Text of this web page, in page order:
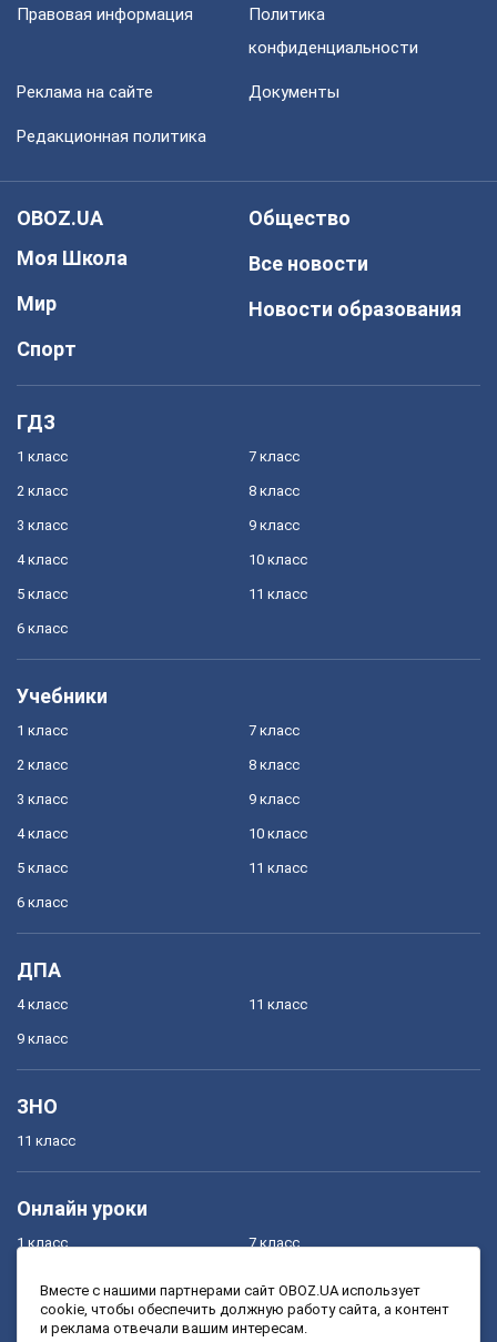
Правовая информация
Политика
конфиденциальности
Реклама на сайте Документы
Редакционная политика
OBOZ.UA
Моя Школа
Мир
Спорт
Общество
Все новости
Новости образования
ГДЗ
1 класс
2 класс
3 класс
4 класс
5 класс
6 класс
7 класс
8 класс
9 класс
10 класс
11 класс
Учебники
1 класс
2 класс
3 класс
4 класс
5 класс
6 класс
7 класс
8 класс
9 класс
10 класс
11 класс
ДПА
4 класс
9 класс
11 класс
ЗНО
11 класс
Онлайн уроки
1 класс
3 класс
7 класс
9 класс
Вместе с нашими партнерами сайт OBOZ.UA использует
cookie, чтобы обеспечить должную работу сайта, а контент
и реклама отвечали вашим интересам.